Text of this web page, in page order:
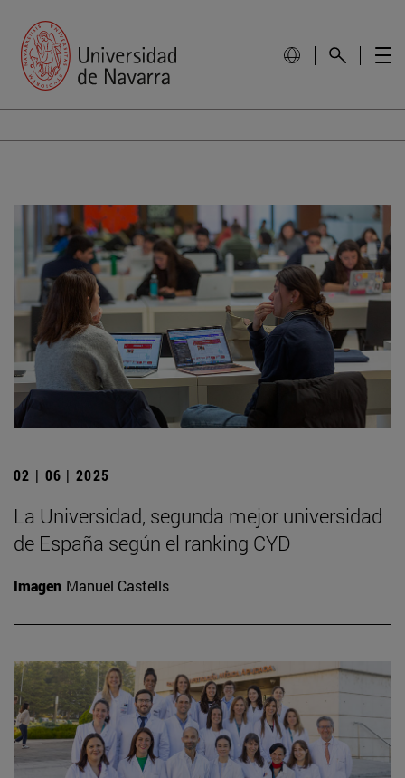
02 | 06 | 2025
La Universidad, segunda mejor universidad
de España según el ranking CYD
Imagen Manuel Castells